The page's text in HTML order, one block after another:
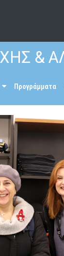
&
Προγράμματα